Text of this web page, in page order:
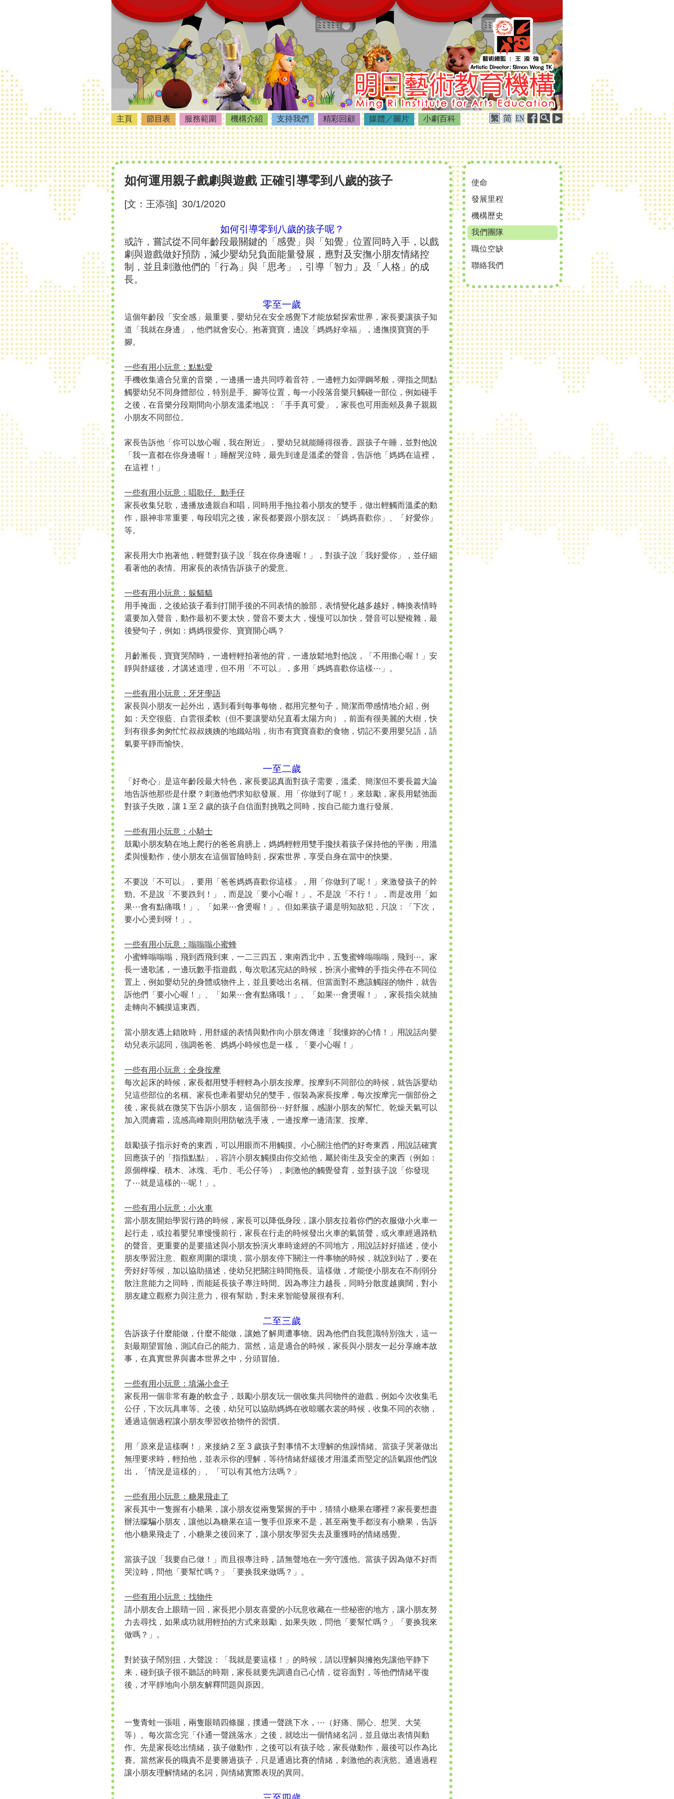
主頁 節目表 服務範圍 機構介紹 支持我們 精彩回顧 媒體／圖片 小劇百科
使命
發展里程
機構歷史
我們團隊
職位空缺
聯絡我們
如何運用親子戲劇與遊戲 正確引導零到八歲的孩子
[文：王添強] 30/1/2020
如何引導零到八歲的孩子呢？
或許，嘗試從不同年齡段最關鍵的「感覺」與「知覺」位置同時入手，以戲
劇與遊戲做好預防，減少嬰幼兒負面能量發展，應對及安撫小朋友情緒控
制，並且刺激他們的「行為」與「思考」，引導「智力」及「人格」的成
長。
零至一歲
這個年齡段「安全感」最重要，嬰幼兒在安全感覺下才能放鬆探索世界，家長要讓孩子知
道「我就在身邊」，他們就會安心。抱著寶寶，邊說「媽媽好幸福」，邊撫摸寶寶的手
腳。
一些有用小玩意：點點愛
手機收集適合兒童的音樂，一邊播一邊共同哼着音符，一邊輕力如彈鋼琴般，彈指之間點
觸嬰幼兒不同身體部位，特別是手、腳等位置，每一小段落音樂只觸碰一部位，例如碰手
之後，在音樂分段期間向小朋友溫柔地説：「手手真可愛」，家長也可用面頰及鼻子親親
小朋友不同部位。
家長告訴他「你可以放心喔，我在附近」，嬰幼兒就能睡得很香。跟孩子午睡，並對他說
「我一直都在你身邊喔！」睡醒哭泣時，最先到達是溫柔的聲音，告訴他「媽媽在這裡，
在這裡！」
一些有用小玩意：唱歌仔、動手仔
家長收集兒歌，邊播放邊親自和唱，同時用手拖拉着小朋友的雙手，做出輕觸而溫柔的動
作，眼神非常重要，每段唱完之後，家長都要跟小朋友説：「媽媽喜歡你」、「好愛你」
等。
家長用大巾抱著他，輕聲對孩子說「我在你身邊喔！」，對孩子說「我好愛你」，並仔細
看著他的表情。用家長的表情告訴孩子的愛意。
一些有用小玩意：躲貓貓
用手掩面，之後給孩子看到打開手後的不同表情的臉部，表情變化越多越好，轉換表情時
還要加入聲音，動作最初不要太快，聲音不要太大，慢慢可以加快，聲音可以變複雜，最
後變句子，例如：媽媽很愛你、寶寶開心嗎？
月齡漸長，寶寶哭鬧時，一邊輕輕拍著他的背，一邊放鬆地對他說，「不用擔心喔！」安
靜與舒緩後，才講述道理，但不用「不可以」，多用「媽媽喜歡你這樣⋯」。
一些有用小玩意：牙牙學語
家長與小朋友一起外出，遇到看到每事每物，都用完整句子，簡潔而帶感情地介紹，例
如：天空很藍、白雲很柔軟（但不要讓嬰幼兒直看太陽方向），前面有很美麗的大樹，快
到有很多匆匆忙忙叔叔姨姨的地鐵站啦，街市有寶寶喜歡的食物，切記不要用嬰兒語，語
氣要平靜而愉快。
一至二歲
「好奇心」是這年齡段最大特色，家長要認真面對孩子需要，溫柔、簡潔但不要長篇大論
地告訴他那些是什麼？刺激他們求知欲發展。用「你做到了呢！」來鼓勵，家長用鬆弛面
對孩子失敗，讓 1 至 2 歲的孩子自信面對挑戰之同時，按自己能力進行發展。
一些有用小玩意：小騎士
鼓勵小朋友騎在地上爬行的爸爸肩膀上，媽媽輕輕用雙手攙扶着孩子保持他的平衡，用溫
柔與慢動作，使小朋友在這個冒險時刻，探索世界，享受自身在當中的快樂。
不要說「不可以」，要用「爸爸媽媽喜歡你這樣」，用「你做到了呢！」來激發孩子的幹
勁。不是說「不要跌到！」，而是說「要小心喔！」。不是說「不行！」，而是改用「如
果⋯會有點痛哦！」、「如果⋯會燙喔！」。但如果孩子還是明知故犯，只說：「下次，
要小心燙到呀！」。
一些有用小玩意：嗡嗡嗡小蜜蜂
小蜜蜂嗡嗡嗡，飛到西飛到東，一二三四五，東南西北中，五隻蜜蜂嗡嗡嗡，飛到⋯。家
長一邊歌謠，一邊玩數手指遊戲，每次歌謠完結的時候，扮演小蜜蜂的手指尖停在不同位
置上，例如嬰幼兒的身體或物件上，並且要唸出名稱。但當面對不應該觸踫的物件，就告
訴他們「要小心喔！」、「如果⋯會有點痛哦！」、「如果⋯會燙喔！」，家長指尖就抽
走轉向不觸摸這東西。
當小朋友遇上錯敗時，用舒緩的表情與動作向小朋友傳達「我懂妳的心情！」用說話向嬰
幼兒表示認同，強調爸爸、媽媽小時候也是一樣，「要小心喔！」
一些有用小玩意：全身按摩
每次起床的時候，家長都用雙手輕輕為小朋友按摩。按摩到不同部位的時候，就告訴嬰幼
兒這些部位的名稱。家長也牽着嬰幼兒的雙手，假裝為家長按摩，每次按摩完一個部份之
後，家長就在微笑下告訴小朋友，這個部份⋯好舒服，感謝小朋友的幫忙。乾燥天氣可以
加入潤膚霜，流感高峰期則用防敏洗手液，一邊按摩一邊清潔、按摩。
鼓勵孩子指示好奇的東西，可以用眼而不用觸摸。小心關注他們的好奇東西，用說話確實
回應孩子的「指指點點」，容許小朋友觸摸由你交給他，屬於衛生及安全的東西（例如：
原個檸檬、積木、冰塊、毛巾、毛公仔等），刺激他的觸覺發育，並對孩子說「你發現
了⋯就是這樣的⋯呢！」。
一些有用小玩意：小火車
當小朋友開始學習行路的時候，家長可以降低身段，讓小朋友拉着你們的衣服做小火車一
起行走，或拉着嬰兒車慢慢前行，家長在行走的時候發出火車的氣笛聲，或火車經過路軌
的聲音。更重要的是要描述與小朋友扮演火車時途經的不同地方，用說話好好描述，使小
朋友學習注意、觀察周圍的環境，當小朋友停下關注一件事物的時候，就說到站了，要在
旁好好等候，加以協助描述，使幼兒把關注時間拖長。這樣做，才能使小朋友在不削弱分
散注意能力之同時，而能延長孩子專注時間。因為專注力越長，同時分散度越廣闊，對小
朋友建立觀察力與注意力，很有幫助，對未來智能發展很有利。
二至三歲
告訴孩子什麼能做，什麼不能做，讓她了解周遭事物。因為他們自我意識特別強大，這一
刻最期望冒險，測試自己的能力。當然，這是適合的時候，家長與小朋友一起分享繪本故
事，在真實世界與書本世界之中，分頭冒險。
一些有用小玩意：填滿小盒子
家長用一個非常有趣的軟盒子，鼓勵小朋友玩一個收集共同物件的遊戲，例如今次收集毛
公仔，下次玩具車等。之後，幼兒可以協助媽媽在收晾曬衣裳的時候，收集不同的衣物，
通過這個過程讓小朋友學習收拾物件的習慣。
用「原來是這樣啊！」來接納 2 至 3 歲孩子對事情不太理解的焦躁情緒。當孩子哭著做出
無理要求時，輕拍他，並表示你的理解，等待情緒舒緩後才用溫柔而堅定的語氣跟他們說
出，「情況是這樣的」、「可以有其他方法嗎？」
一些有用小玩意：糖果飛走了
家長其中一隻握有小糖果，讓小朋友從兩隻緊握的手中，猜猜小糖果在哪裡？家長要想盡
辦法矇騙小朋友，讓他以為糖果在這一隻手但原來不是，甚至兩隻手都沒有小糖果，告訴
他小糖果飛走了，小糖果之後回來了，讓小朋友學習失去及重獲時的情緒感覺。
當孩子說「我要自己做！」而且很專注時，請無聲地在一旁守護他。當孩子因為做不好而
哭泣時，問他「要幫忙嗎？」「要换我來做嗎？」。
一些有用小玩意：找物件
請小朋友合上眼睛一回，家長把小朋友喜愛的小玩意收藏在一些秘密的地方，讓小朋友努
力去尋找，如果成功就用輕拍的方式來鼓勵，如果失敗，問他「要幫忙嗎？」「要换我來
做嗎？」。
對於孩子鬧別扭，大聲說：「我就是要這樣！」的時候，請以理解與擁抱先讓他平静下
来，碰到孩子很不聽話的時期，家長就要先調適自己心情，從容面對，等他們情緒平復
後，才平靜地向小朋友解釋問題與原因。
一隻青蛙一張咀，兩隻眼睛四條腿，撲通一聲跳下水，⋯（好痛、開心、想哭、大笑
等）。每次當念完「仆通一聲跳落水」之後，就唸出一個情緒名詞，並且做出表情與動
作。先是家長唸出情緒，孩子做動作，之後可以有孩子唸，家長做動作，最後可以作為比
賽。當然家長的職責不是要勝過孩子，只是通過比賽的情緒，刺激他的表演慾。通過過程
讓小朋友理解情緒的名詞，與情緒實際表現的異同。